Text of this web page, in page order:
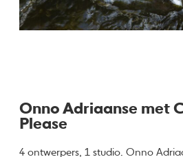
Onno Adriaanse met
Please
4 ontwerpers, 1 studio. Onno